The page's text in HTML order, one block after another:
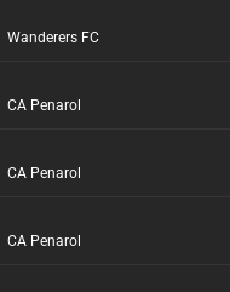
Wanderers FC
CA Penarol
CA Penarol
CA Penarol